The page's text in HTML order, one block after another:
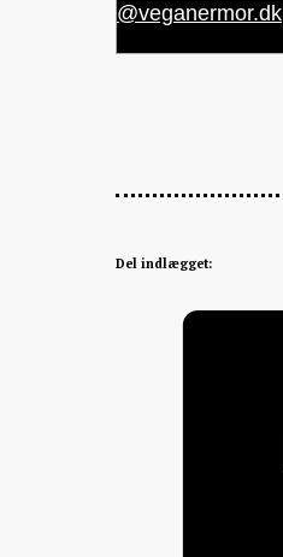
@veganermor.dk
Del indlægget: